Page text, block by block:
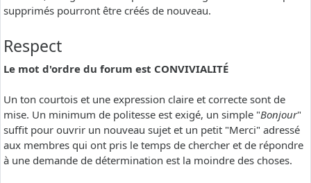
supprimés pourront être créés de nouveau.
Respect
Le mot d'ordre du forum est CONVIVIALITÉ
Un ton courtois et une expression claire et correcte sont de
mise. Un minimum de politesse est exigé, un simple "Bonjour"
suffit pour ouvrir un nouveau sujet et un petit "Merci" adressé
aux membres qui ont pris le temps de chercher et de répondre
à une demande de détermination est la moindre des choses.